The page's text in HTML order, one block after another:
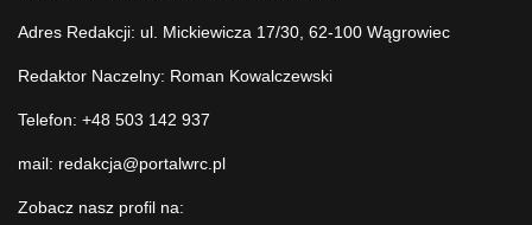
Adres Redakcji: ul. Mickiewicza 17/30, 62-100 Wągrowiec
Redaktor Naczelny: Roman Kowalczewski
Telefon: +48 503 142 937
mail: redakcja@portalwrc.pl
Zobacz nasz profil na: